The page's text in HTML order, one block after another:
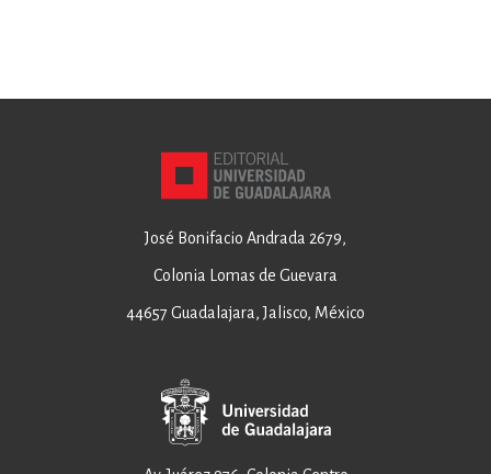
José Bonifacio Andrada 2679,
Colonia Lomas de Guevara
44657 Guadalajara, Jalisco, México